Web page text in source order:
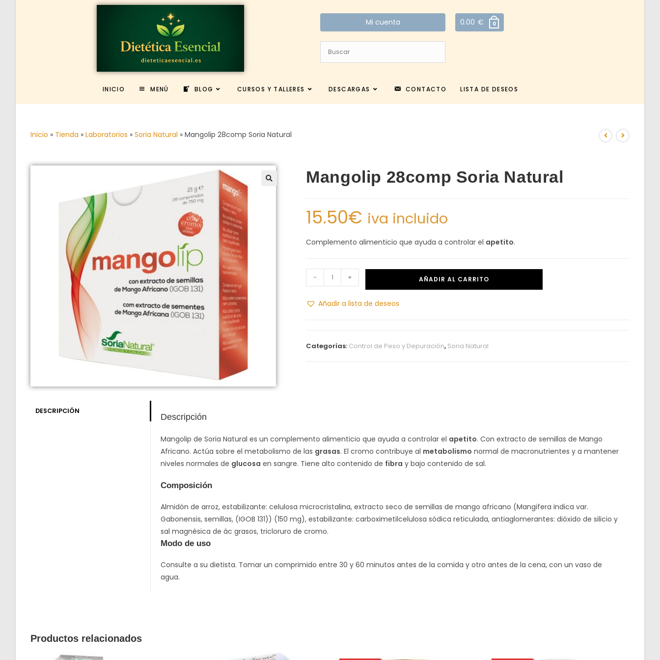
Mi cuenta 0.00 € 0
INICIO MENÚ BLOG CURSOS Y TALLERES DESCARGAS CONTACTO LISTA DE DESEOS
Inicio » Tienda » Laboratorios » Soria Natural » Mangolip 28comp Soria Natural
Mangolip 28comp Soria Natural
15.50€ iva incluido
Complemento alimenticio que ayuda a controlar el apetito.
- + AÑADIR AL CARRITO
Añadir a lista de deseos
Categorías: Control de Peso y Depuración, Soria Natural
DESCRIPCIÓN
Descripción
Mangolip de Soria Natural es un complemento alimenticio que ayuda a controlar el apetito. Con extracto de semillas de Mango
Africano. Actúa sobre el metabolismo de las grasas. El cromo contribuye al metabolismo normal de macronutrientes y a mantener
niveles normales de glucosa en sangre. Tiene alto contenido de fibra y bajo contenido de sal.
Composición
Almidón de arroz, estabilizante: celulosa microcristalina, extracto seco de semillas de mango africano (Mangifera indica var.
Gabonensis, semillas, (IGOB 131)) (150 mg), estabilizante: carboximetilcelulosa sódica reticulada, antiaglomerantes: dióxido de silicio y
sal magnésica de ác grasos, tricloruro de cromo.
Modo de uso
Consulte a su dietista. Tomar un comprimido entre 30 y 60 minutos antes de la comida y otro antes de la cena, con un vaso de
agua.
Productos relacionados